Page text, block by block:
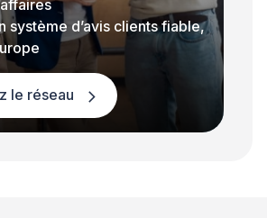
système d’avis clients fiable,
le réseau